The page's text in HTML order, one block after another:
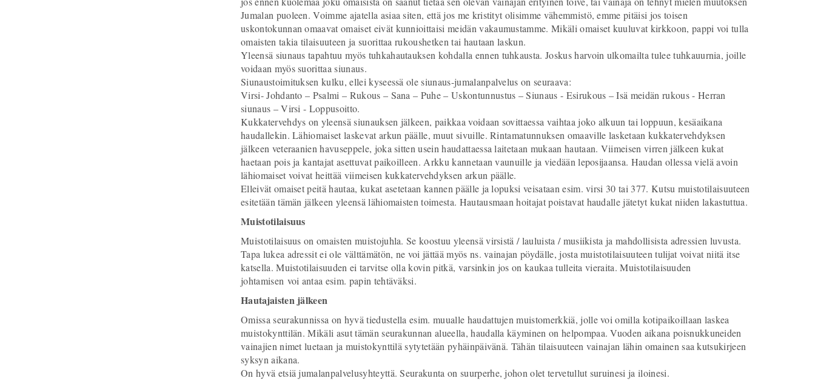
Jumalan puoleen. Voimme ajatella asiaa siten, että jos me kristityt olisimme vähemmistö, emme pitäisi jos toisen
uskontokunnan omaavat omaiset eivät kunnioittaisi meidän vakaumustamme. Mikäli omaiset kuuluvat kirkkoon, pappi voi tulla
omaisten takia tilaisuuteen ja suorittaa rukoushetken tai hautaan laskun.
Yleensä siunaus tapahtuu myös tuhkahautauksen kohdalla ennen tuhkausta. Joskus harvoin ulkomailta tulee tuhkauurnia, joille
voidaan myös suorittaa siunaus.
Siunaustoimituksen kulku, ellei kyseessä ole siunaus-jumalanpalvelus on seuraava:
Virsi- Johdanto – Psalmi – Rukous – Sana – Puhe – Uskontunnustus – Siunaus - Esirukous – Isä meidän rukous - Herran
siunaus – Virsi - Loppusoitto.
Kukkatervehdys on yleensä siunauksen jälkeen, paikkaa voidaan sovittaessa vaihtaa joko alkuun tai loppuun, kesäaikana
haudallekin. Lähiomaiset laskevat arkun päälle, muut sivuille. Rintamatunnuksen omaaville lasketaan kukkatervehdyksen
jälkeen veteraanien havuseppele, joka sitten usein haudattaessa laitetaan mukaan hautaan. Viimeisen virren jälkeen kukat
haetaan pois ja kantajat asettuvat paikoilleen. Arkku kannetaan vaunuille ja viedään leposijaansa. Haudan ollessa vielä avoin
lähiomaiset voivat heittää viimeisen kukkatervehdyksen arkun päälle.
Elleivät omaiset peitä hautaa, kukat asetetaan kannen päälle ja lopuksi veisataan esim. virsi 30 tai 377. Kutsu muistotilaisuuteen
esitetään tämän jälkeen yleensä lähiomaisten toimesta. Hautausmaan hoitajat poistavat haudalle jätetyt kukat niiden lakastuttua.
Muistotilaisuus
Muistotilaisuus on omaisten muistojuhla. Se koostuu yleensä virsistä / lauluista / musiikista ja mahdollisista adressien luvusta.
Tapa lukea adressit ei ole välttämätön, ne voi jättää myös ns. vainajan pöydälle, josta muistotilaisuuteen tulijat voivat niitä itse
katsella. Muistotilaisuuden ei tarvitse olla kovin pitkä, varsinkin jos on kaukaa tulleita vieraita. Muistotilaisuuden
johtamisen voi antaa esim. papin tehtäväksi.
Hautajaisten jälkeen
Omissa seurakunnissa on hyvä tiedustella esim. muualle haudattujen muistomerkkiä, jolle voi omilla kotipaikoillaan laskea
muistokynttilän. Mikäli asut tämän seurakunnan alueella, haudalla käyminen on helpompaa. Vuoden aikana poisnukkuneiden
vainajien nimet luetaan ja muistokynttilä sytytetään pyhäinpäivänä. Tähän tilaisuuteen vainajan lähin omainen saa kutsukirjeen
syksyn aikana.
On hyvä etsiä jumalanpalvelusyhteyttä. Seurakunta on suurperhe, johon olet tervetullut suruinesi ja iloinesi.